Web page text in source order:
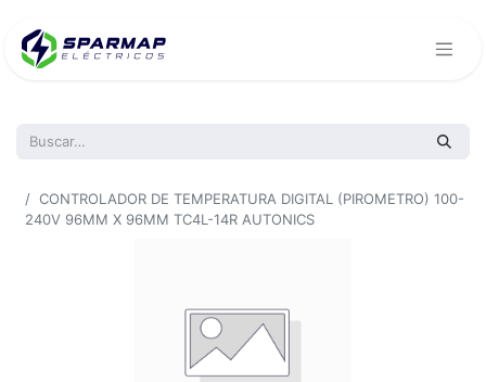
CONTROLADOR DE TEMPERATURA DIGITAL (PIROMETRO) 100-
240V 96MM X 96MM TC4L-14R AUTONICS